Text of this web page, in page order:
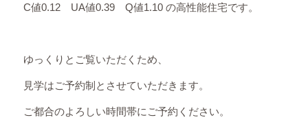
C値0.12 UA値0.39 Q値1.10 の高性能住宅です。
ゆっくりとご覧いただくため、
見学はご予約制とさせていただきます。
ご都合のよろしい時間帯にご予約ください。